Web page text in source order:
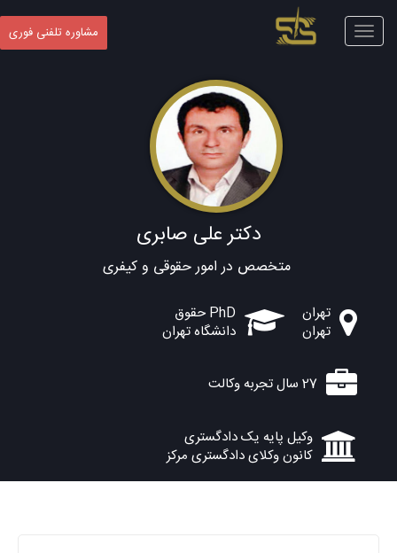
Toggle
navigation
مشاوره تلفنی فوری
دکتر علی صابری
متخصص در امور حقوقی و کیفری
تهران
تهران
PhD حقوق
دانشگاه تهران
27 سال تجربه وکالت
وکیل پایه یک دادگستری
کانون وکلای دادگستری مرکز